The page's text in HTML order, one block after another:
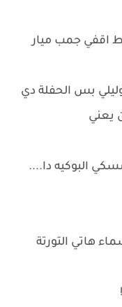
اقفي جمب ميار
بس الحفلة دي
يعني
البوكيه دا....
هاتي التورتة